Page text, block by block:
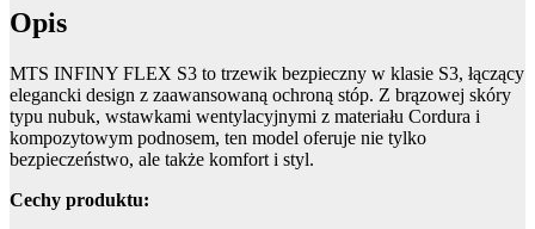
Opis
MTS INFINY FLEX S3 to trzewik bezpieczny w klasie S3, łączący
elegancki design z zaawansowaną ochroną stóp. Z brązowej skóry
typu nubuk, wstawkami wentylacyjnymi z materiału Cordura i
kompozytowym podnosem, ten model oferuje nie tylko
bezpieczeństwo, ale także komfort i styl.
Cechy produktu: